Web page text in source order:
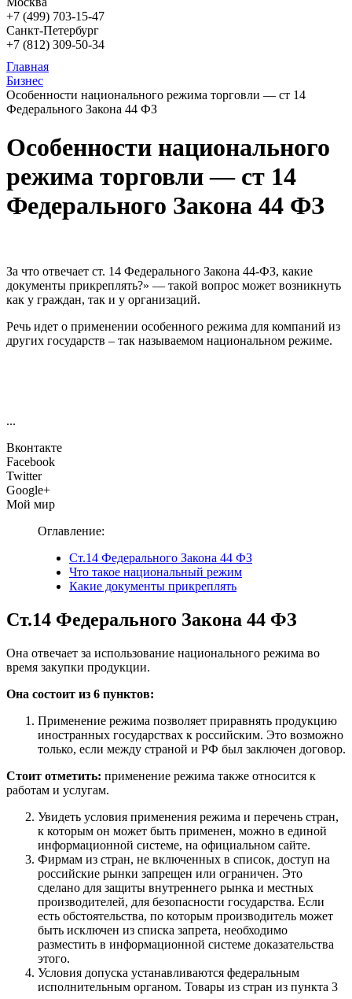
+7 (499) 703-15-47
Санкт-Петербург
+7 (812) 309-50-34
Главная
Бизнес
Особенности национального режима торговли — ст 14
Федерального Закона 44 ФЗ
Особенности национального
режима торговли — ст 14
Федерального Закона 44 ФЗ
За что отвечает ст. 14 Федерального Закона 44-ФЗ, какие
документы прикреплять?» — такой вопрос может возникнуть
как у граждан, так и у организаций.
Речь идет о применении особенного режима для компаний из
других государств – так называемом национальном режиме.
...
Вконтакте
Facebook
Twitter
Google+
Мой мир
Оглавление:
Ст.14 Федерального Закона 44 ФЗ
Что такое национальный режим
Какие документы прикреплять
Ст.14 Федерального Закона 44 ФЗ
Она отвечает за использование национального режима во
время закупки продукции.
Она состоит из 6 пунктов:
Применение режима позволяет приравнять продукцию
иностранных государствах к российским. Это возможно
только, если между страной и РФ был заключен договор.
Стоит отметить: применение режима также относится к
работам и услугам.
Увидеть условия применения режима и перечень стран,
к которым он может быть применен, можно в единой
информационной системе, на официальном сайте.
Фирмам из стран, не включенных в список, доступ на
российские рынки запрещен или ограничен. Это
сделано для защиты внутреннего рынка и местных
производителей, для безопасности государства. Если
есть обстоятельства, по которым производитель может
быть исключен из списка запрета, необходимо
разместить в информационной системе доказательства
этого.
Условия допуска устанавливаются федеральным
исполнительным органом. Товары из стран из пункта 3